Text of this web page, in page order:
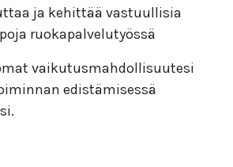
ja kehittää vastuullisia
ruokapalvelutyössä
vaikutusmahdollisuutesi
edistämisessä